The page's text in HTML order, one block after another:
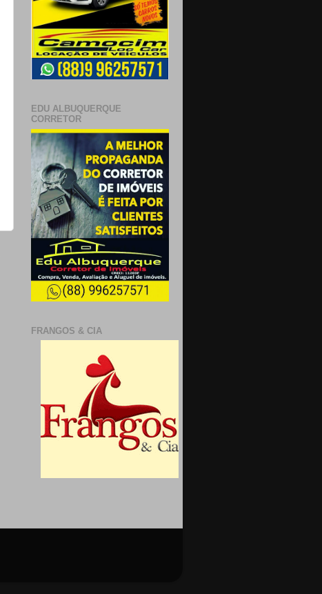
EDU ALBUQUERQUE
CORRETOR
FRANGOS & CIA